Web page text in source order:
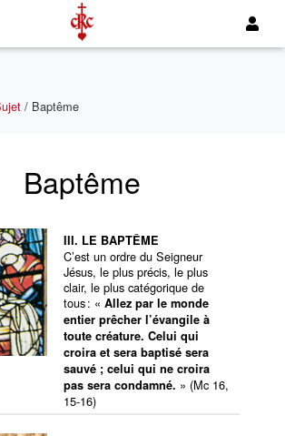
/ Baptême
Baptême
III. LE BAPTÊME
C’est un ordre du Seigneur
Jésus, le plus précis, le plus
clair, le plus catégorique de
tous : « Allez par le monde
entier prêcher l’évangile à
toute créature. Celui qui
croira et sera baptisé sera
sauvé ; celui qui ne croira
pas sera condamné. » (Mc 16,
15-16)